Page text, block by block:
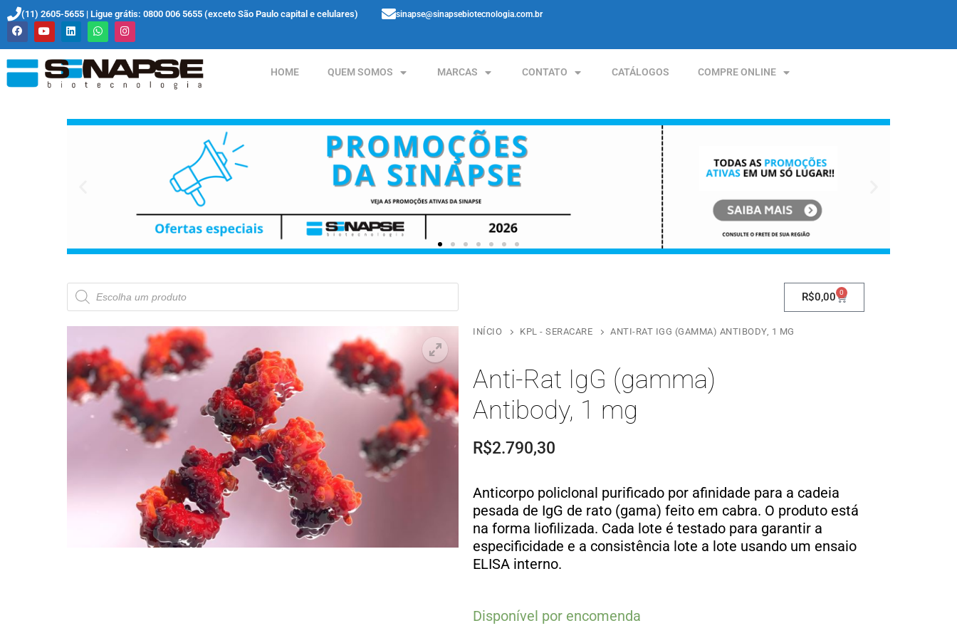
(11) 2605-5655 | Ligue grátis: 0800 006 5655 (exceto São Paulo capital e celulares) sinapse@sinapsebiotecnologia.com.br
HOME QUEM SOMOS MARCAS CONTATO CATÁLOGOS COMPRE ONLINE
R$0,00 0
INÍCIO KPL - SERACARE ANTI-RAT IGG (GAMMA) ANTIBODY, 1 MG
Anti-Rat IgG (gamma)
Antibody, 1 mg
R$2.790,30
Anticorpo policlonal purificado por afinidade para a cadeia
pesada de IgG de rato (gama) feito em cabra. O produto está
na forma liofilizada. Cada lote é testado para garantir a
especificidade e a consistência lote a lote usando um ensaio
ELISA interno.
Disponível por encomenda